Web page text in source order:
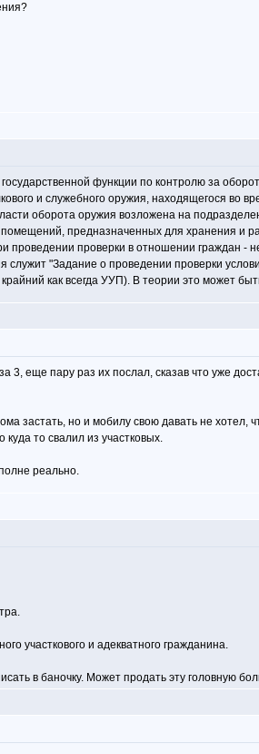
функции по контролю за
и служебного оружия, находящегося
оборота оружия возложена на
помещений, предназначенных для хранения
проведении проверки в отношении граждан -
"Задание о проведении проверки
как всегда УУП). В теории это может
3, еще пару раз их послал, сказав что уже
застать, но и мобилу свою давать не
то свалил из участковых.
реально.
участкового и адекватного гражданина.
в баночку. Может продать эту головную